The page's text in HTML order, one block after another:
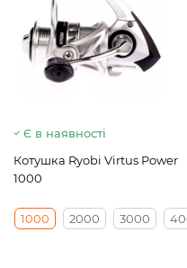
Є в наявності
Котушка Ryobi Virtus Power
1000
1000 2000 3000